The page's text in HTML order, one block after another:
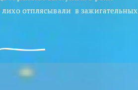
отплясывали  в зажигательных